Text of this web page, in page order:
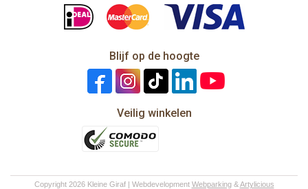
Blijf op de hoogte
Veilig winkelen
Copyright 2026 Kleine Giraf | Webdevelopment Webparking&Artylicious